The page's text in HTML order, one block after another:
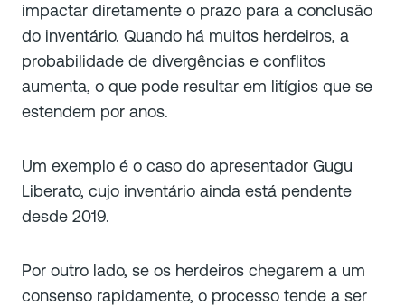
impactar diretamente o prazo para a conclusão
do inventário. Quando há muitos herdeiros, a
probabilidade de divergências e conflitos
aumenta, o que pode resultar em litígios que se
estendem por anos.
Um exemplo é o caso do apresentador Gugu
Liberato, cujo inventário ainda está pendente
desde 2019.
Por outro lado, se os herdeiros chegarem a um
consenso rapidamente, o processo tende a ser